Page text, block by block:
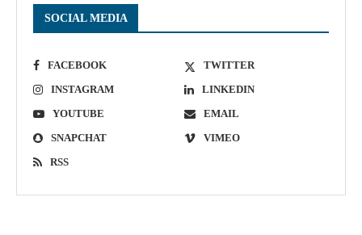
SOCIAL MEDIA
FACEBOOK
TWITTER
INSTAGRAM
LINKEDIN
YOUTUBE
EMAIL
SNAPCHAT
VIMEO
RSS